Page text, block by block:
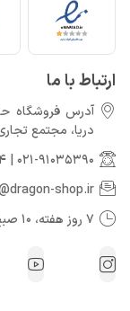
ارتباط با ما
آدرس فروشگاه
دريا، مجتمع تجارى
021-91035390
shop.ir
7 روز هفته، 10 صبح تا 9 شب پاسخگوی شما عزیزان هستیم.